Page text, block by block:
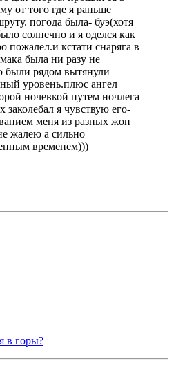
от того где я раньше
погода была- буэ(хотя
солнечно и я оделся как
пожалел.и кстати снаряга в
была ни разу не
были рядом вытянули
уровень.плюс ангел
ночевкой путем ночлега
заколебал я чувствую его-
меня из разных жоп
жалею а сильно
временем)))
в горы?